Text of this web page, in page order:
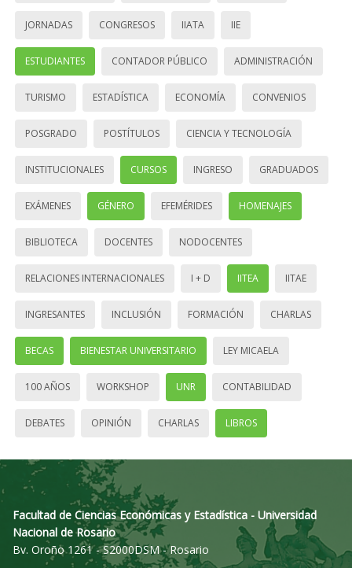
JORNADAS CONGRESOS IIATA IIE
ESTUDIANTES CONTADOR PÚBLICO ADMINISTRACIÓN
TURISMO ESTADÍSTICA ECONOMÍA CONVENIOS
POSGRADO POSTÍTULOS CIENCIA Y TECNOLOGÍA
INSTITUCIONALES CURSOS INGRESO GRADUADOS
EXÁMENES GÉNERO EFEMÉRIDES HOMENAJES
BIBLIOTECA DOCENTES NODOCENTES
RELACIONES INTERNACIONALES I + D IITEA IITAE
INGRESANTES INCLUSIÓN FORMACIÓN CHARLAS
BECAS BIENESTAR UNIVERSITARIO LEY MICAELA
100 AÑOS WORKSHOP UNR CONTABILIDAD
DEBATES OPINIÓN CHARLAS LIBROS
Facultad de Ciencias Económicas y Estadística - Universidad
Nacional de Rosario
Bv. Oroño 1261 - S2000DSM - Rosario